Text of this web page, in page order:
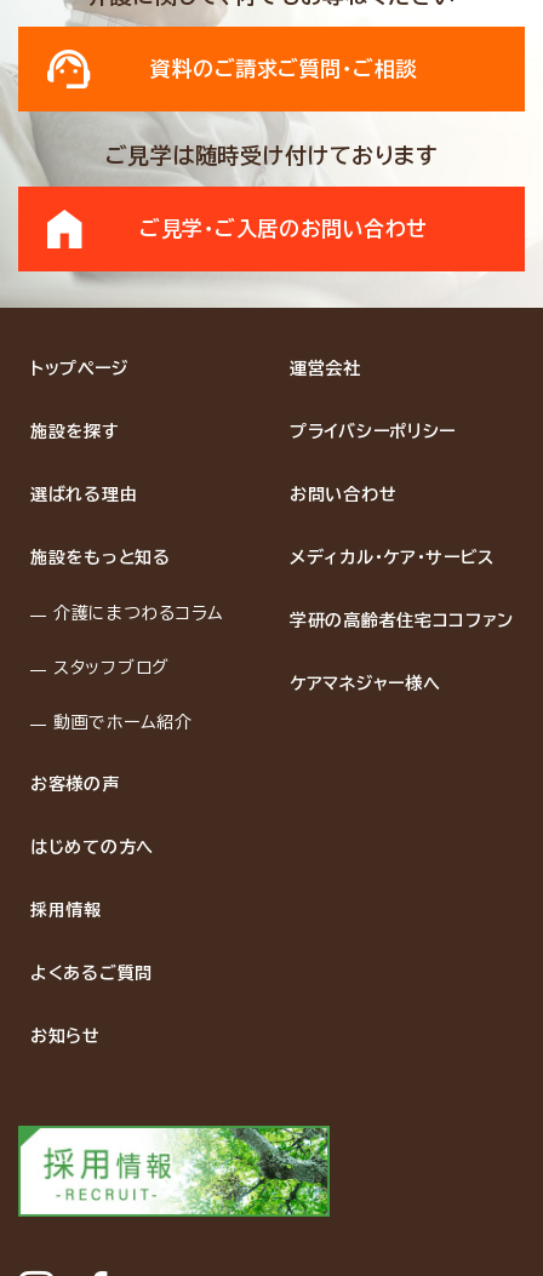
資料のご請求ご質問・ご相談
ご見学は随時受け付けております
ご見学・ご入居のお問い合わせ
トップページ
施設を探す
選ばれる理由
施設をもっと知る
介護にまつわるコラム
スタッフブログ
動画でホーム紹介
お客様の声
はじめての方へ
採用情報
よくあるご質問
お知らせ
運営会社
プライバシーポリシー
お問い合わせ
メディカル・ケア・サービス
学研の高齢者住宅ココファン
ケアマネジャー様へ